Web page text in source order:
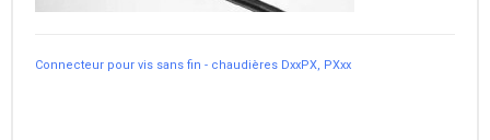
Connecteur pour vis sans fin - chaudières DxxPX, PXxx